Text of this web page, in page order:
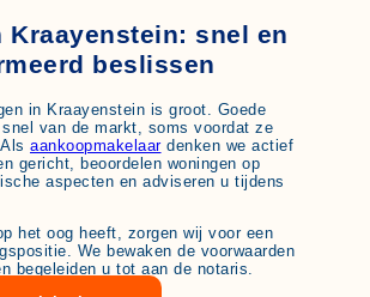
Kraayenstein: snel en
beslissen
in Kraayenstein is groot. Goede
van de markt, soms voordat ze
aankoopmakelaardenken we actief
gericht, beoordelen woningen op
aspecten en adviseren u tijdens
het oog heeft, zorgen wij voor een
We bewaken de voorwaarden
begeleiden u tot aan de notaris.